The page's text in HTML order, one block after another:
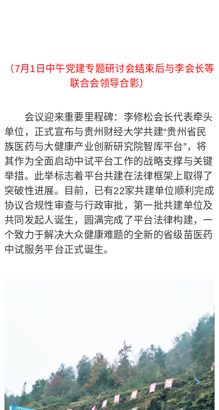
（7月1日中午党建专题研讨会结束后与李会长等
联合会领导合影）
会议迎来重要里程碑：李修松会长代表牵头
单位，正式宣布与贵州财经大学共建“贵州省民
族医药与大健康产业创新研究院智库平台”，将
其作为全面启动中试平台工作的战略支撑与关键
举措。此举标志着平台共建在法律框架上取得了
突破性进展。目前，已有‌22家共建单位顺利‌完成
协议合规性审查与行政审批，第一批共建单位及
共同发起人诞生，圆满完成了平台法律构建，一
个致力于解决大众健康难题的全新的省级苗医药
中试服务平台正式诞生。